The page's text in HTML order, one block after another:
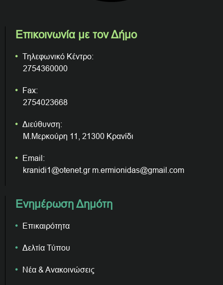
Επικοινωνία με τον Δήμο
Τηλεφωνικό Κέντρο:
2754360000
Fax:
2754023668
Διεύθυνση:
Μ.Μερκούρη 11, 21300 Κρανίδι
Email:
kranidi1@otenet.gr m.ermionidas@gmail.com
Ενημέρωση Δημότη
Επικαιρότητα
Δελτία Τύπου
Νέα & Ανακοινώσεις